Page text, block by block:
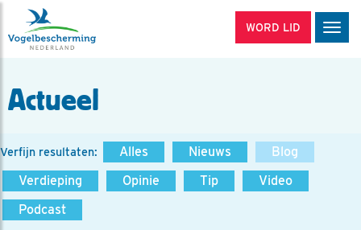
WORD LID
Actueel
Verfijn resultaten: Alles Nieuws
Blog
Verdieping
Opinie Tip
Video
Podcast